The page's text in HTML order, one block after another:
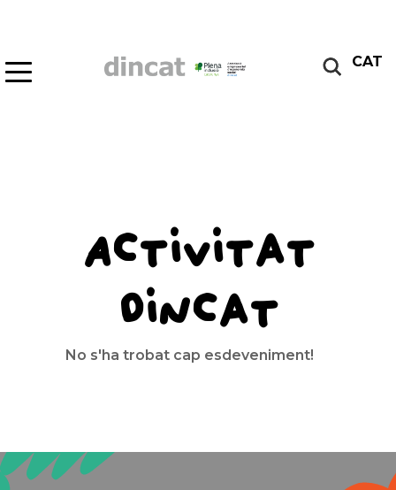
CAT
Activitat
Dincat
No s'ha trobat cap esdeveniment!